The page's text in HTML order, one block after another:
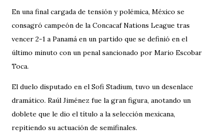
En una final cargada de tensión y polémica, México se
consagró campeón de la Concacaf Nations League tras
vencer 2-1 a Panamá en un partido que se definió en el
último minuto con un penal sancionado por Mario Escobar
Toca.
El duelo disputado en el Sofi Stadium, tuvo un desenlace
dramático. Raúl Jiménez fue la gran figura, anotando un
doblete que le dio el título a la selección mexicana,
repitiendo su actuación de semifinales.